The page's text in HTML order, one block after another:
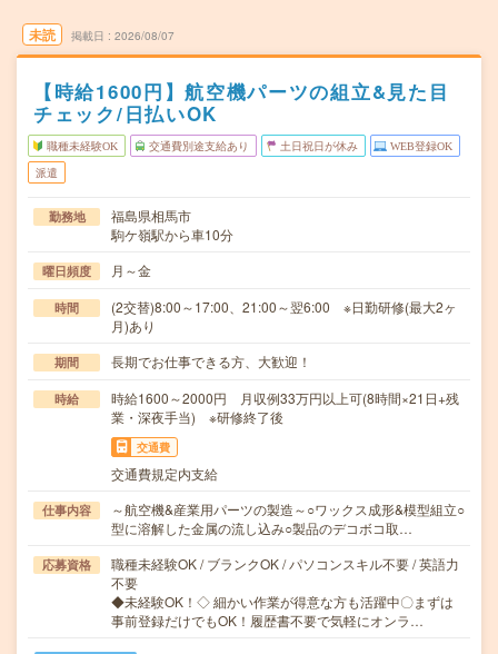
未読 掲載日 2026/08/07
【時給1600円】航空機パーツの組立&見た目
チェック/日払いOK
職種未経験OK 交通費別途支給あり 土日祝日が休み WEB登録OK
派遣
勤務地
福島県相馬市
駒ケ嶺駅から車10分
曜日頻度 月～金
時間
(2交替)8:00～17:00、21:00～翌6:00 ※日勤研修(最大2ヶ
月)あり
期間 長期でお仕事できる方、大歓迎！
時給
時給1600～2000円 月収例33万円以上可(8時間×21日+残
業・深夜手当) ※研修終了後
交通費
交通費規定内支給
仕事内容
～航空機&産業用パーツの製造～○ワックス成形&模型組立○
型に溶解した金属の流し込み○製品のデコボコ取…
応募資格
職種未経験OK / ブランクOK / パソコンスキル不要 / 英語力
不要
◆未経験OK！◇ 細かい作業が得意な方も活躍中〇まずは
事前登録だけでもOK！履歴書不要で気軽にオンラ…